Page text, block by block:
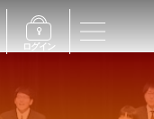
ログイン